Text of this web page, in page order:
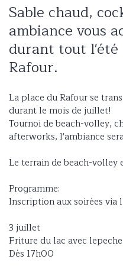
Sable chaud,
ambiance vous
durant tout l'été
Rafour.
La place du Rafour se
durant le mois de juillet!
Tournoi de beach-volley,
afterworks, l'ambiance
Le terrain de beach-volley
Programme:
Inscription aux soirées via
3 juillet
Friture du lac avec
Dès 17h00